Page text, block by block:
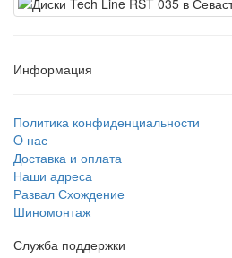
Информация
Политика конфиденциальности
O нас
Доставка и оплата
Наши адреса
Развал Схождение
Шиномонтаж
Служба поддержки